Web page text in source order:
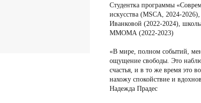
Студентка программы
искусства (MSCA, 2024-
Иванковой (2022-2024),
ММОМА (2022-2023)
«В мире, полном событий,
ощущение свободы. Это
счастья, и в то же время это
нахожу спокойствие и
Надежда Прадес